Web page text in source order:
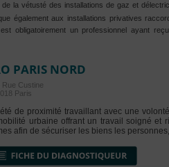
la vétusté des installations de gaz et
également aux installations privatives
obligatoirement un professionnel ayant
PARIS NORD
Rue Custine
Paris
de proximité travaillant avec une
urbaine offrant un travail soigné et
afin de sécuriser les biens les